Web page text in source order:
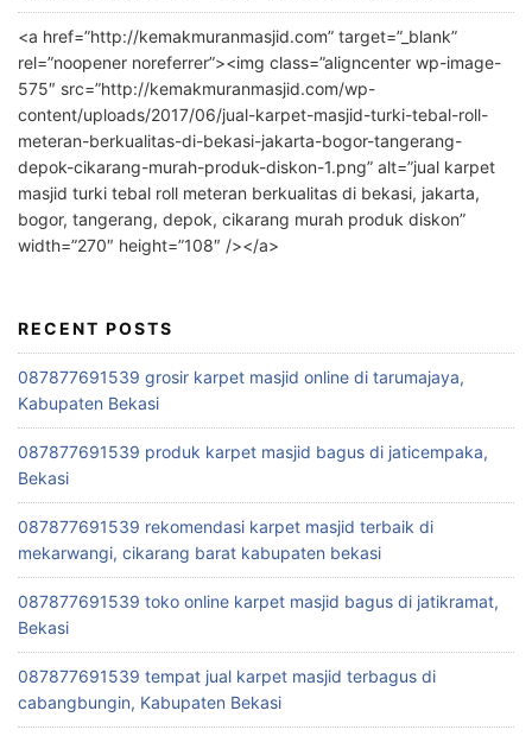
<a href=”http://kemakmuranmasjid.com” target=”_blank”
rel=”noopener noreferrer”><img class=”aligncenter wp-image-
575″ src=”http://kemakmuranmasjid.com/wp-
content/uploads/2017/06/jual-karpet-masjid-turki-tebal-roll-
meteran-berkualitas-di-bekasi-jakarta-bogor-tangerang-
depok-cikarang-murah-produk-diskon-1.png” alt=”jual karpet
masjid turki tebal roll meteran berkualitas di bekasi, jakarta,
bogor, tangerang, depok, cikarang murah produk diskon”
width=”270″ height=”108″ /></a>
RECENT POSTS
087877691539 grosir karpet masjid online di tarumajaya,
Kabupaten Bekasi
087877691539 produk karpet masjid bagus di jaticempaka,
Bekasi
087877691539 rekomendasi karpet masjid terbaik di
mekarwangi, cikarang barat kabupaten bekasi
087877691539 toko online karpet masjid bagus di jatikramat,
Bekasi
087877691539 tempat jual karpet masjid terbagus di
cabangbungin, Kabupaten Bekasi